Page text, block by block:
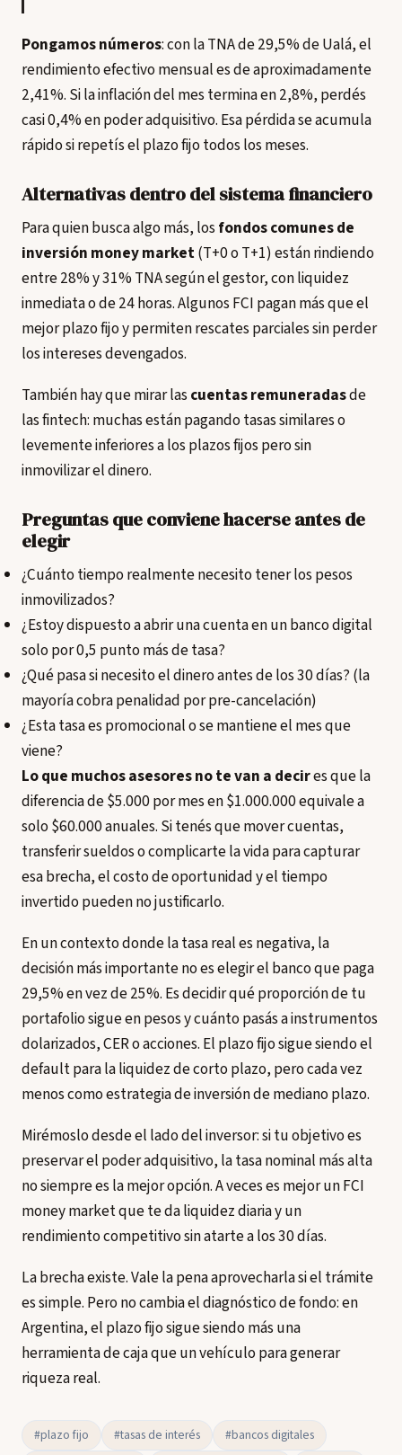
Pongamos números: con la TNA de 29,5% de Ualá, el
rendimiento efectivo mensual es de aproximadamente
2,41%. Si la inflación del mes termina en 2,8%, perdés
casi 0,4% en poder adquisitivo. Esa pérdida se acumula
rápido si repetís el plazo fijo todos los meses.
Alternativas dentro del sistema financiero
Para quien busca algo más, losfondos comunes de
inversión money market(T+0 o T+1) están rindiendo
entre 28% y 31% TNA según el gestor, con liquidez
inmediata o de 24 horas. Algunos FCI pagan más que el
mejor plazo fijo y permiten rescates parciales sin perder
los intereses devengados.
También hay que mirar lascuentas remuneradasde
las fintech: muchas están pagando tasas similares o
levemente inferiores a los plazos fijos pero sin
inmovilizar el dinero.
Preguntas que conviene hacerse antes de
elegir
¿Cuánto tiempo realmente necesito tener los pesos
inmovilizados?
¿Estoy dispuesto a abrir una cuenta en un banco digital
solo por 0,5 punto más de tasa?
¿Qué pasa si necesito el dinero antes de los 30 días? (la
mayoría cobra penalidad por pre-cancelación)
¿Esta tasa es promocional o se mantiene el mes que
viene?
Lo que muchos asesores no te van a decires que la
diferencia de $5.000 por mes en $1.000.000 equivale a
solo $60.000 anuales. Si tenés que mover cuentas,
transferir sueldos o complicarte la vida para capturar
esa brecha, el costo de oportunidad y el tiempo
invertido pueden no justificarlo.
En un contexto donde la tasa real es negativa, la
decisión más importante no es elegir el banco que paga
29,5% en vez de 25%. Es decidir qué proporción de tu
portafolio sigue en pesos y cuánto pasás a instrumentos
dolarizados, CER o acciones. El plazo fijo sigue siendo el
default para la liquidez de corto plazo, pero cada vez
menos como estrategia de inversión de mediano plazo.
Mirémoslo desde el lado del inversor: si tu objetivo es
preservar el poder adquisitivo, la tasa nominal más alta
no siempre es la mejor opción. A veces es mejor un FCI
money market que te da liquidez diaria y un
rendimiento competitivo sin atarte a los 30 días.
La brecha existe. Vale la pena aprovecharla si el trámite
es simple. Pero no cambia el diagnóstico de fondo: en
Argentina, el plazo fijo sigue siendo más una
herramienta de caja que un vehículo para generar
riqueza real.
#plazo fijo #tasas de interés
#bancos digitales